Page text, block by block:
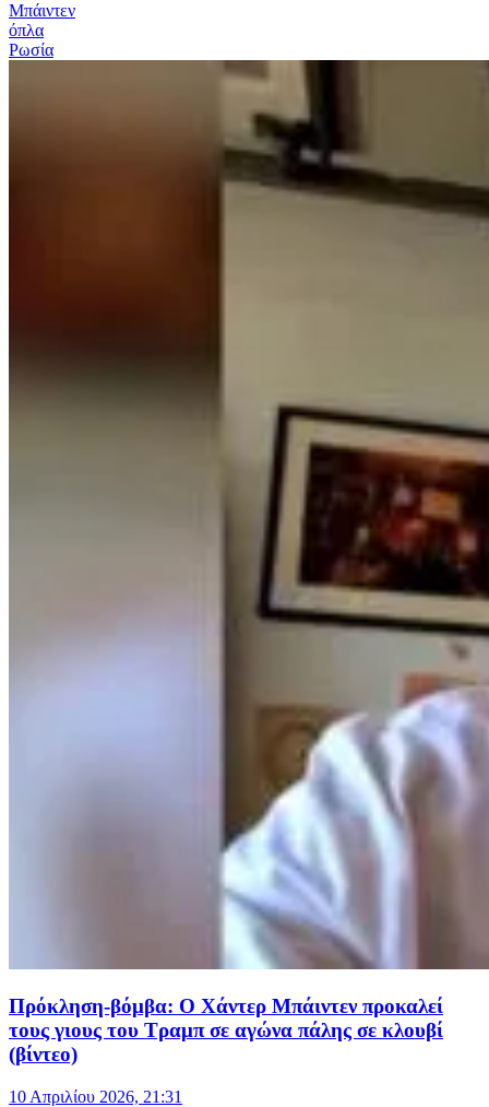
Μπάιντεν
όπλα
Ρωσία
Πρόκληση-βόμβα: Ο Χάντερ Μπάιντεν προκαλεί
τους γιους του Τραμπ σε αγώνα πάλης σε κλουβί
(βίντεο)
10 Απριλίου 2026, 21:31